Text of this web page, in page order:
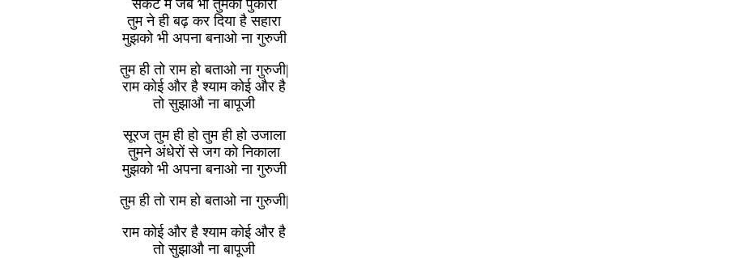
संकट में जब भी तुमको पुकारा
तुम ने ही बढ़ कर दिया है सहारा
मुझको भी अपना बनाओ ना गुरुजी
तुम ही तो राम हो बताओ ना गुरुजी|
राम कोई और है श्याम कोई और है
तो सुझाऔ ना बापूजी
सूरज तुम ही हो तुम ही हो उजाला
तुमने अंधेरों से जग को निकाला
मुझको भी अपना बनाओ ना गुरुजी
तुम ही तो राम हो बताओ ना गुरुजी|
राम कोई और है श्याम कोई और है
तो सुझाऔ ना बापूजी